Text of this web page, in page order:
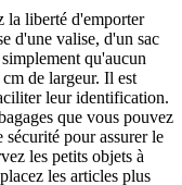
la liberté d'emporter
d'une valise, d'un sac
qu'aucun
de largeur. Il est
leur identification.
que vous pouvez
pour assurer le
les petits objets à
les articles plus